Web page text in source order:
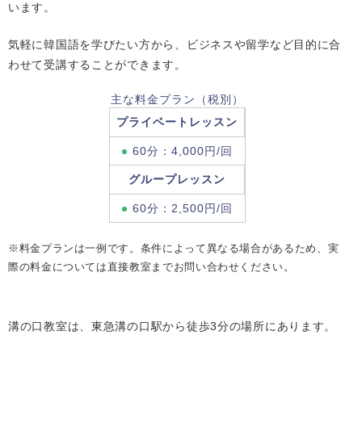
います。
気軽に韓国語を学びたい方から、ビジネスや留学など目的に合
わせて受講することができます。
主な料金プラン（税別）
プライベートレッスン
60分：4,000円/回
グループレッスン
60分：2,500円/回
※料金プランは一例です。条件によって異なる場合があるため、実
際の料金については直接教室までお問い合わせください。
溝の口教室は、東急溝の口駅から徒歩3分の場所にあります。